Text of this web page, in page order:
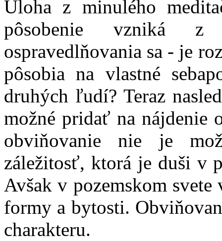
Úloha z minulého
pôsobenie vzniká z
ospravedlňovania sa - je
pôsobia na vlastné
druhých ľudí? Teraz
možné pridať na nájdenie
obviňovanie nie je
záležitosť, ktorá je duši v
Avšak v pozemskom
formy a bytosti.
charakteru.